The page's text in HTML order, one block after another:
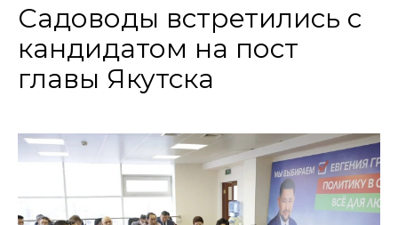
Садоводы встретились с
кандидатом на пост
главы Якутска